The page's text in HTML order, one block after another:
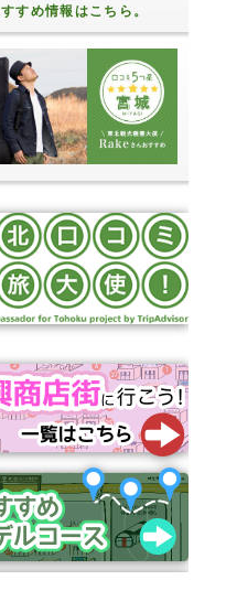
すめ情報はこちら。